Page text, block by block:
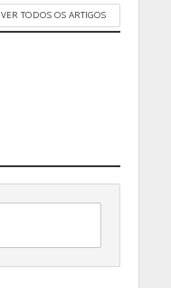
VER TODOS OS ARTIGOS